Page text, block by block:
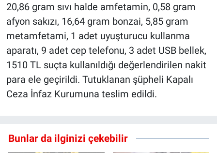
20,86 gram sıvı halde amfetamin, 0,58 gram
afyon sakızı, 16,64 gram bonzai, 5,85 gram
metamfetami, 1 adet uyuşturucu kullanma
aparatı, 9 adet cep telefonu, 3 adet USB bellek,
1510 TL suçta kullanıldığı değerlendirilen nakit
para ele geçirildi. Tutuklanan şüpheli Kapalı
Ceza İnfaz Kurumuna teslim edildi.
Bunlar da ilginizi çekebilir